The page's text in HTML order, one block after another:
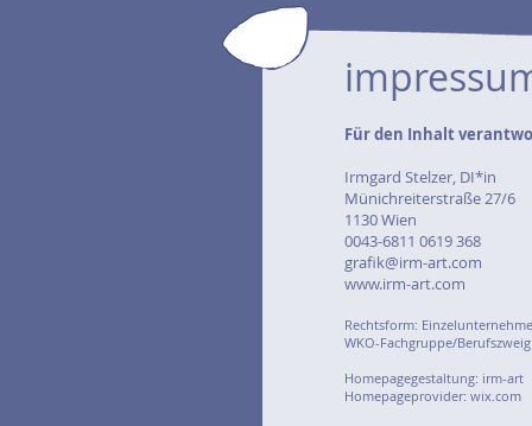
Für den Inhalt
Irmgard Stelzer, DI*in
Münichreiterstraße 27/6
1130 Wien
0043-6811 0619 368
grafik@irm-art.com
www.irm-art.com
Rechtsform:
WKO-Fachgruppe/
Homepagegestaltung: irm-art
Homepageprovider: wix.com